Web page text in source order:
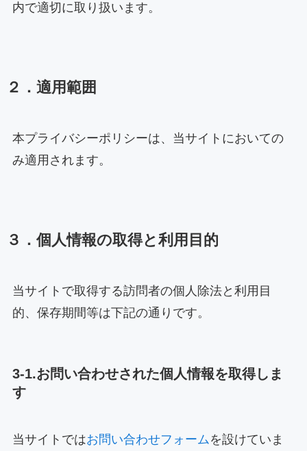
内で適切に取り扱います。
２．適用範囲
本プライバシーポリシーは、当サイトにおいての
み適用されます。
３．個人情報の取得と利用目的
当サイトで取得する訪問者の個人除法と利用目
的、保存期間等は下記の通りです。
3-1.お問い合わせされた個人情報を取得しま
す
当サイトではお問い合わせフォ ーム を設けていま